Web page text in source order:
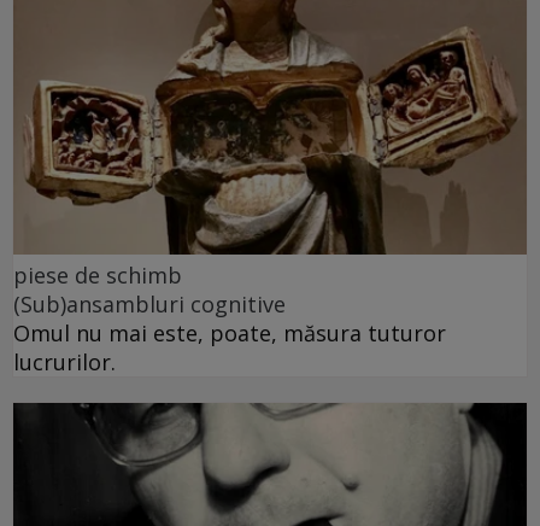
piese de schimb
(Sub)ansambluri cognitive
Omul nu mai este, poate, măsura tuturor
lucrurilor.